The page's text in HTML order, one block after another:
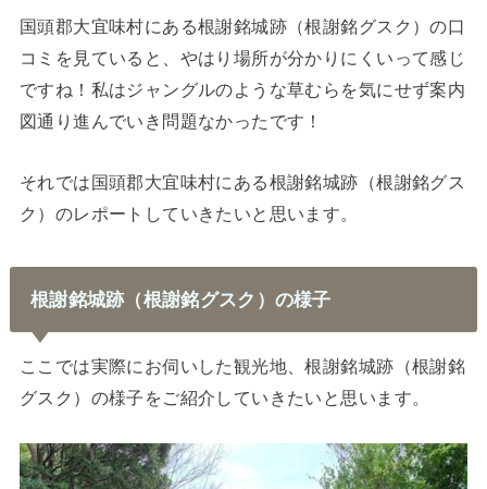
国頭郡大宜味村にある根謝銘城跡（根謝銘グスク）の口
コミを見ていると、やはり場所が分かりにくいって感じ
ですね！私はジャングルのような草むらを気にせず案内
図通り進んでいき問題なかったです！
それでは国頭郡大宜味村にある根謝銘城跡（根謝銘グス
ク）のレポートしていきたいと思います。
根謝銘城跡（根謝銘グスク）の様子
ここでは実際にお伺いした観光地、根謝銘城跡（根謝銘
グスク）の様子をご紹介していきたいと思います。